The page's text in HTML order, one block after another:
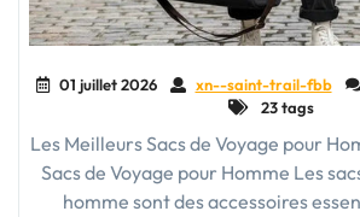
01 juillet 2026 xn--saint-trail-fbb
23 tags
Les Meilleurs Sacs de Voyage pour
Sacs de Voyage pour Homme Les
homme sont des accessoires